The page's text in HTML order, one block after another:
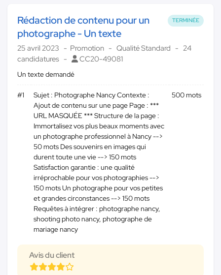
TERMINÉE
Rédaction de contenu pour un
photographe - Un texte
25 avril 2023 Promotion Qualité Standard
24
candidatures
CC20-49081
Un texte demandé
#1
Sujet : Photographe Nancy Contexte :
Ajout de contenu sur une page Page : ***
URL MASQUÉE *** Structure de la page :
Immortalisez vos plus beaux moments avec
un photographe professionnel à Nancy -->
50 mots Des souvenirs en images qui
durent toute une vie --> 150 mots
Satisfaction garantie : une qualité
irréprochable pour vos photographies -->
150 mots Un photographe pour vos petites
et grandes circonstances --> 150 mots
Requêtes à intégrer : photographe nancy,
shooting photo nancy, photographe de
mariage nancy
500 mots
Avis du client